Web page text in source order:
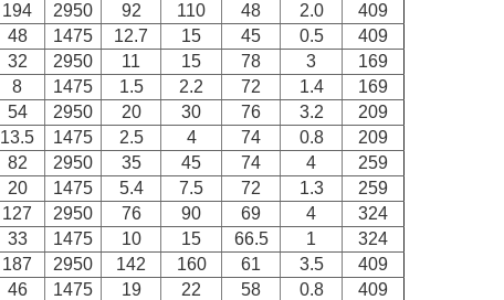
194 2950 92 110 48 2.0
409
48 1475 12.7 15 45 0.5
409
32 2950 11 15 78 3
169
8 1475 1.5 2.2 72 1.4
169
54 2950 20 30 76 3.2
209
13.5 1475 2.5 4 74 0.8
209
82 2950 35 45 74 4
259
20 1475 5.4 7.5 72 1.3
259
127 2950 76 90 69 4
324
33 1475 10 15 66.5 1
324
187 2950 142 160 61 3.5
409
46 1475 19 22 58 0.8
409